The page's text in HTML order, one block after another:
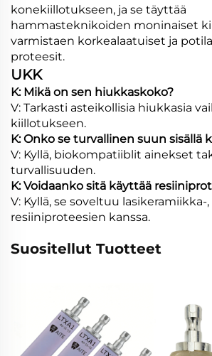
konekiillotukseen, ja se täyttää
hammasteknikoiden moninaiset
varmistaen korkealaatuiset ja
proteesit.
UKK
K: Mikä on sen hiukkaskoko?
V: Tarkasti asteikollisia hiukkasia
kiillotukseen.
K: Onko se turvallinen suun sisällä
V: Kyllä, biokompatiiblit ainekset
turvallisuuden.
K: Voidaanko sitä käyttää
V: Kyllä, se soveltuu lasikeramiikka-
resiiniproteesien kanssa.
Suositellut Tuotteet